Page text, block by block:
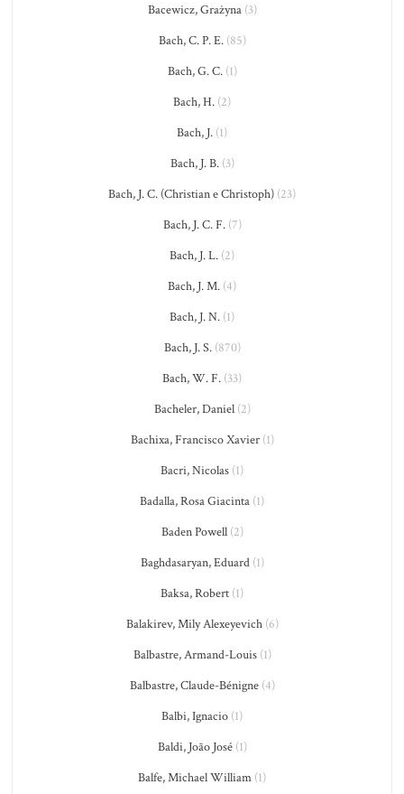
Bacewicz, Grażyna(3)
Bach, C. P. E.(85)
Bach, G. C.(1)
Bach, H. (2)
Bach, J. (1)
Bach, J. B.(3)
Bach, J. C. (Christian e Christoph) (23)
Bach, J. C. F.(7)
Bach, J. L. (2)
Bach, J. M. (4)
Bach, J. N. (1)
Bach, J. S.(870)
Bach, W. F. (33)
Bacheler, Daniel(2)
Bachixa, Francisco Xavier(1)
Bacri, Nicolas (1)
Badalla, Rosa Giacinta (1)
Baden Powell(2)
Baghdasaryan, Eduard(1)
Baksa, Robert (1)
Balakirev, Mily Alexeyevich(6)
Balbastre, Armand-Louis(1)
Balbastre, Claude-Bénigne(4)
Balbi, Ignacio (1)
Baldi, João José(1)
Balfe, Michael William (1)